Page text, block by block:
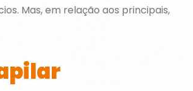
Mas, em relação aos principais,